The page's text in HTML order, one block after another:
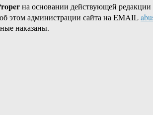
на основании действующей редакции
этом администрации сайта на EMAIL
наказаны.